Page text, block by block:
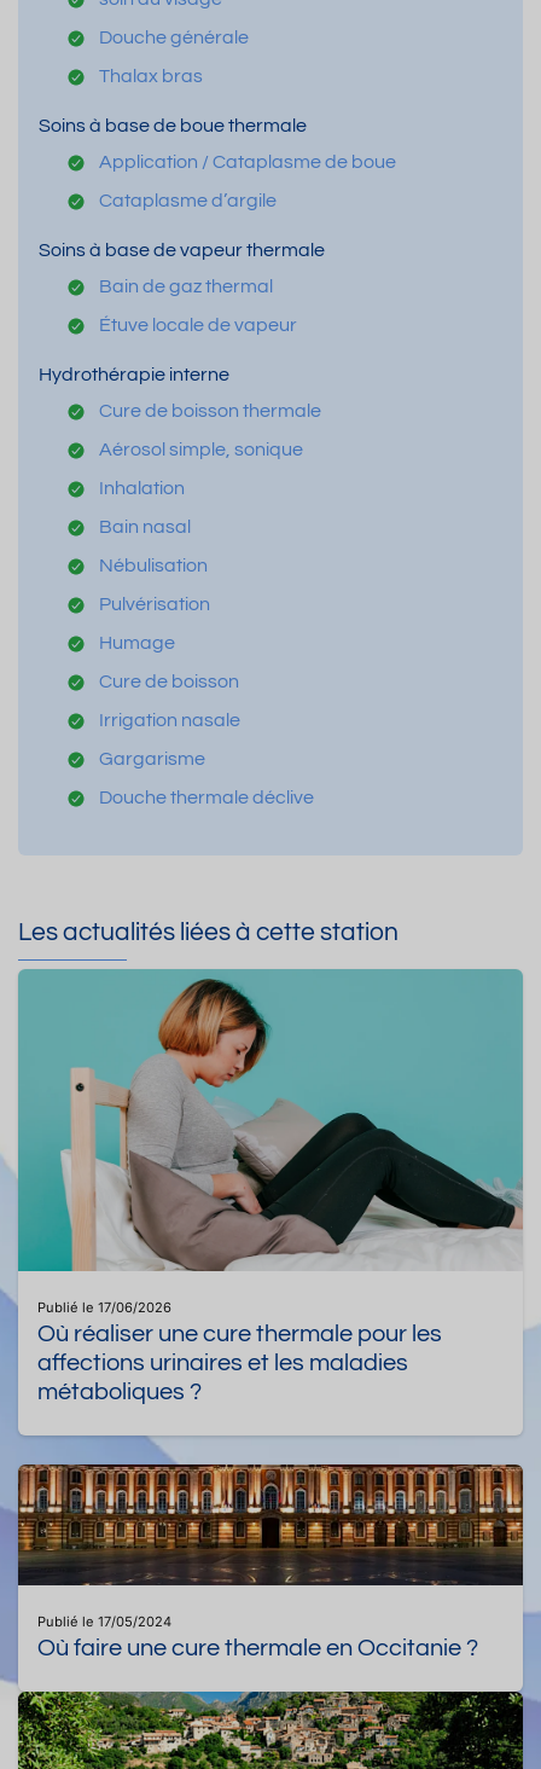
Douche générale
Thalax bras
Soins à base de boue thermale
Application / Cataplasme de boue
Cataplasme d’argile
Soins à base de vapeur thermale
Bain de gaz thermal
Étuve locale de vapeur
Hydrothérapie interne
Cure de boisson thermale
Aérosol simple, sonique
Inhalation
Bain nasal
Nébulisation
Pulvérisation
Humage
Cure de boisson
Irrigation nasale
Gargarisme
Douche thermale déclive
Les actualités liées à cette station
Publié le 17/06/2026
Où réaliser une cure thermale pour les
affections urinaires et les maladies
métaboliques ?
Publié le 17/05/2024
Où faire une cure thermale en Occitanie ?